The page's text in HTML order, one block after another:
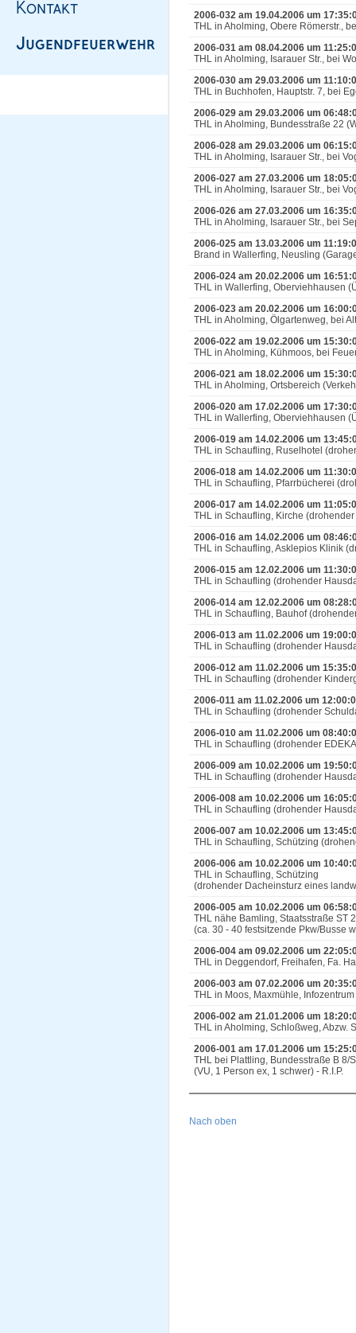
2006-032 am 19.04.2006 um
THL in Aholming, Obere Römerstr.,
2006-031 am 08.04.2006 um
THL in Aholming, Isarauer Str., bei
2006-030 am 29.03.2006 um
THL in Buchhofen, Hauptstr. 7, bei
2006-029 am 29.03.2006 um
THL in Aholming, Bundesstraße 22
2006-028 am 29.03.2006 um
THL in Aholming, Isarauer Str., bei
2006-027 am 27.03.2006 um
THL in Aholming, Isarauer Str., bei
2006-026 am 27.03.2006 um
THL in Aholming, Isarauer Str., bei
2006-025 am 13.03.2006 um
Brand in Wallerfing, Neusling
2006-024 am 20.02.2006 um
THL in Wallerfing, Oberviehhausen
2006-023 am 20.02.2006 um
THL in Aholming, Ölgartenweg, bei
2006-022 am 19.02.2006 um
THL in Aholming, Kühmoos, bei
2006-021 am 18.02.2006 um
THL in Aholming, Ortsbereich
2006-020 am 17.02.2006 um
THL in Wallerfing, Oberviehhausen
2006-019 am 14.02.2006 um
THL in Schaufling, Ruselhotel
2006-018 am 14.02.2006 um
THL in Schaufling, Pfarrbücherei
2006-017 am 14.02.2006 um
THL in Schaufling, Kirche
2006-016 am 14.02.2006 um
THL in Schaufling, Asklepios Klinik
2006-015 am 12.02.2006 um
THL in Schaufling (drohender
2006-014 am 12.02.2006 um
THL in Schaufling, Bauhof
2006-013 am 11.02.2006 um
THL in Schaufling (drohender
2006-012 am 11.02.2006 um
THL in Schaufling (drohender
2006-011 am 11.02.2006 um
THL in Schaufling (drohender
2006-010 am 11.02.2006 um
THL in Schaufling (drohender
2006-009 am 10.02.2006 um
THL in Schaufling (drohender
2006-008 am 10.02.2006 um
THL in Schaufling (drohender
2006-007 am 10.02.2006 um
THL in Schaufling, Schützing
2006-006 am 10.02.2006 um
THL in Schaufling, Schützing
(drohender Dacheinsturz eines
2006-005 am 10.02.2006 um
THL nähe Bamling, Staatsstraße ST
(ca. 30 - 40 festsitzende Pkw/Busse
2006-004 am 09.02.2006 um
THL in Deggendorf, Freihafen, Fa.
2006-003 am 07.02.2006 um
THL in Moos, Maxmühle,
2006-002 am 21.01.2006 um
THL in Aholming, Schloßweg, Abzw.
2006-001 am 17.01.2006 um
THL bei Plattling, Bundesstraße B 8/
(VU, 1 Person ex, 1 schwer) - R.I.P.
Nach oben